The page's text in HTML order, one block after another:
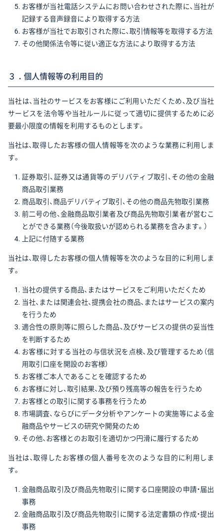
お客様が当社電話システムにお問い合わせされた際に、当社が
記録する音声録音により取得する方法
お客様が当社でお取引された際に、取引情報等を取得する方法
その他関係法令等に従い適正な方法により取得する方法
３．個人情報等の利用目的
当社は、当社のサービスをお客様にご利用いただくため、及び当社
サービスを法令等や当社ルールに従って適切に提供するために必
要最小限度の情報を利用するものとします。
当社は、取得したお客様の個人情報等を次のような業務に利用しま
す。
証券取引、証券又は通貨等のデリバティブ取引、その他の金融
商品取引業務
商品取引、商品デリバティブ取引、その他の商品先物取引業務
前二号の他、金融商品取引業者及び商品先物取引業者が営むこ
とができる業務（今後取扱いが認められる業務を含みます。）
上記に付随する業務
当社は、取得したお客様の個人情報等を次のような目的に利用しま
す。
当社の提供する商品、またはサービスをご利用いただくため
当社、または関連会社、提携会社の商品、またはサービスの案内
を行うため
適合性の原則等に照らした商品、及びサービスの提供の妥当性
を判断するため
お客様に対する当社の与信状況を点検、及び管理するため（信
用取引口座を開設のお客様）
お客様ご本人であることを確認するため
お客様に対し、取引結果、及び預り残高等の報告を行うため
お客様との取引に関する事務を行うため
市場調査、ならびにデータ分析やアンケートの実施等による金
融商品やサービスの研究や開発のため
その他、お客様とのお取引を適切かつ円滑に履行するため
当社は、取得したお客様の個人番号を次のような目的に利用しま
す。
金融商品取引及び商品先物取引に関する口座開設の申請・届出
事務
金融商品取引及び商品先物取引に関する法定書類の作成・提出
事務